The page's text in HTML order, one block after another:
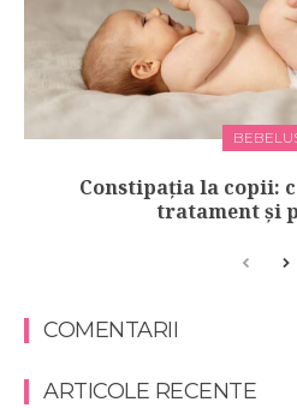
Constipația la copii:
tratament și
COMENTARII
ARTICOLE RECENTE